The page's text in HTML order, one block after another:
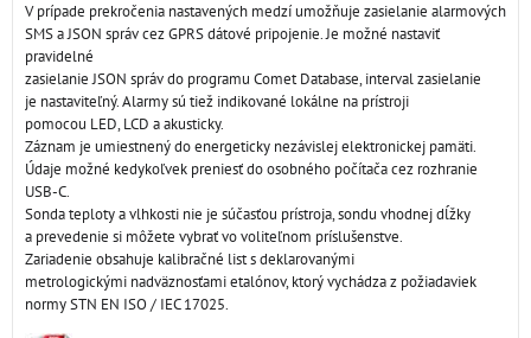
V prípade prekročenia nastavených medzí umožňuje zasielanie alarmových
SMS a JSON správ cez GPRS dátové pripojenie. Je možné nastaviť
pravidelné
zasielanie JSON správ do programu Comet Database, interval zasielanie
je nastaviteľný. Alarmy sú tiež indikované lokálne na prístroji
pomocou LED, LCD a akusticky.
Záznam je umiestnený do energeticky nezávislej elektronickej pamäti.
Údaje možné kedykoľvek preniesť do osobného počítača cez rozhranie
USB-C.
Sonda teploty a vlhkosti nie je súčasťou prístroja, sondu vhodnej dĺžky
a prevedenie si môžete vybrať vo voliteľnom príslušenstve.
Zariadenie obsahuje kalibračné list s deklarovanými
metrologickými nadväznosťami etalónov, ktorý vychádza z požiadaviek
normy STN EN ISO / IEC 17025.